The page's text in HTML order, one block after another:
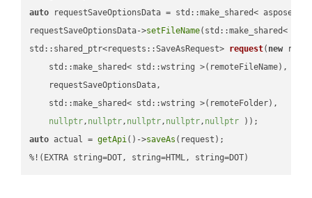
auto requestSaveOptionsData = std::make_shared<
requestSaveOptionsData->setFileName(std::make_shared<
std::shared_ptr<requests::SaveAsRequest> request( new
    std::make_shared< std::wstring >(remoteFileName),
    requestSaveOptionsData,
    std::make_shared< std::wstring >(remoteFolder),
nullptr, nullptr, nullptr, nullptr, nullptr ))
auto actual = getApi()->saveAs (request);
%!(EXTRA string=DOT, string=HTML, string=DOT)